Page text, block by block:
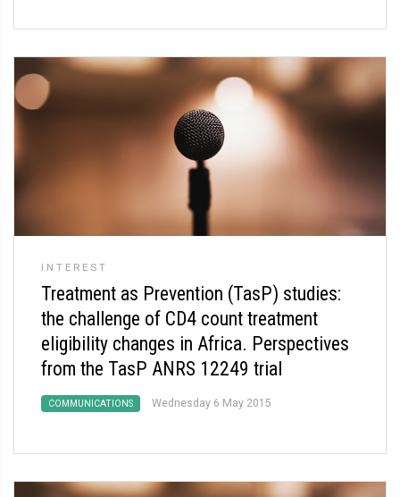
INTEREST
Treatment as Prevention (TasP) studies:
the challenge of CD4 count treatment
eligibility changes in Africa. Perspectives
from the TasP ANRS 12249 trial
COMMUNICATIONS Wednesday 6 May 2015